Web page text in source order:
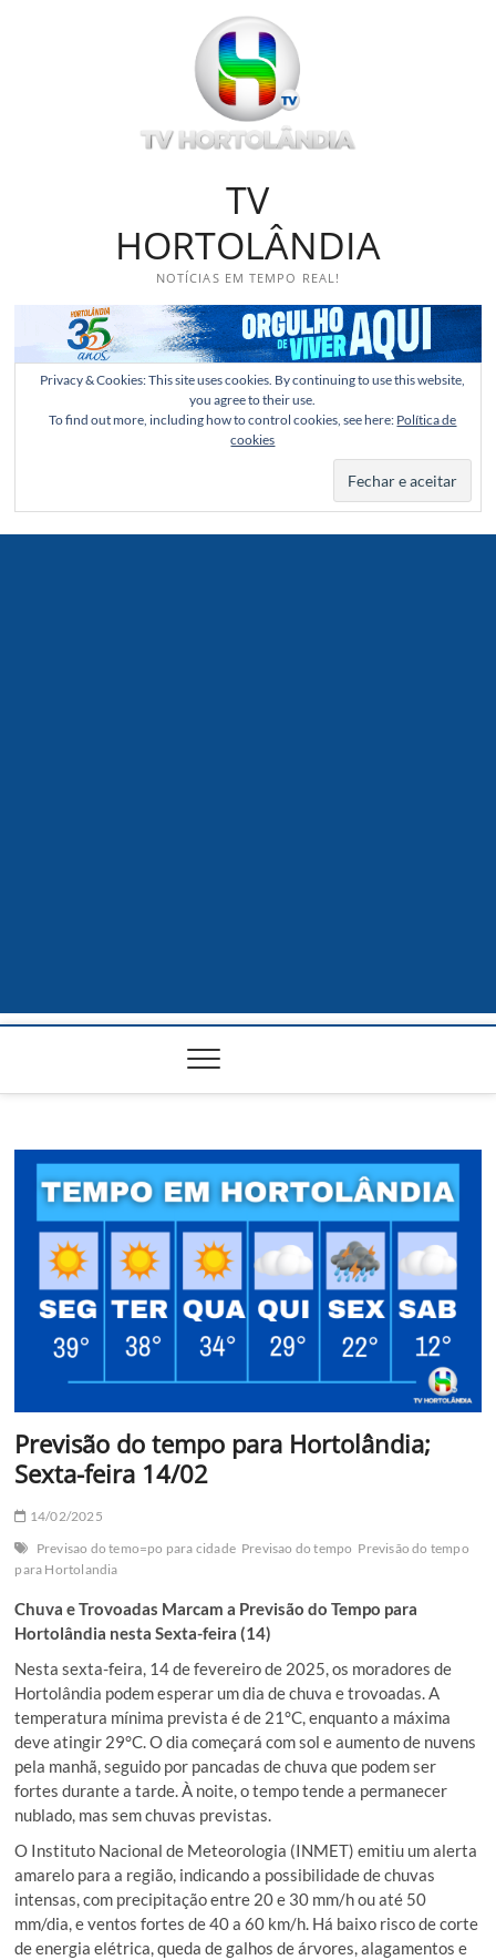
TV
HORTOLÂNDIA
NOTÍCIAS EM TEMPO REAL!
Privacy & Cookies: This site uses cookies. By continuing to use this website,
you agree to their use.
To find out more, including how to control cookies, see here: Política de
cookies
Previsão do tempo para Hortolândia;
Sexta-feira 14/02
14/02/2025
Previsao do temo=po para cidade Previsao do tempo Previsão do tempo
para Hortolandia
Chuva e Trovoadas Marcam a Previsão do Tempo para
Hortolândia nesta Sexta-feira (14)
Nesta sexta-feira, 14 de fevereiro de 2025, os moradores de
Hortolândia podem esperar um dia de chuva e trovoadas. A
temperatura mínima prevista é de 21°C, enquanto a máxima
deve atingir 29°C. O dia começará com sol e aumento de nuvens
pela manhã, seguido por pancadas de chuva que podem ser
fortes durante a tarde. À noite, o tempo tende a permanecer
nublado, mas sem chuvas previstas.
O Instituto Nacional de Meteorologia (INMET) emitiu um alerta
amarelo para a região, indicando a possibilidade de chuvas
intensas, com precipitação entre 20 e 30 mm/h ou até 50
mm/dia, e ventos fortes de 40 a 60 km/h. Há baixo risco de corte
de energia elétrica, queda de galhos de árvores, alagamentos e